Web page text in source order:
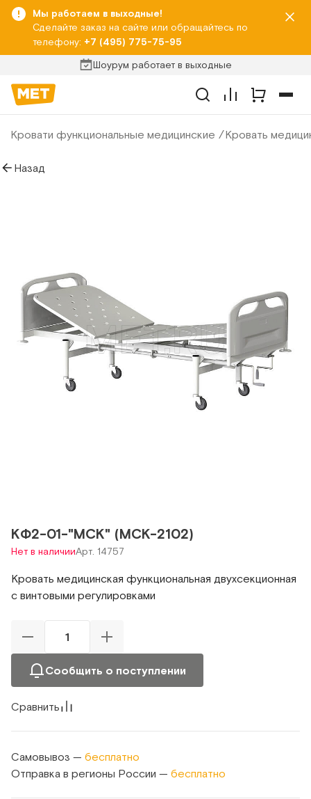
Мы работаем в выходные!
Сделайте заказ на сайте или обращайтесь по
телефону: +7 (495) 775-75-95
Шоурум работает в выходные
Кровати функциональные медицинские Кровать
Назад
КФ2-01-"МСК" (МСК-2102)
Нет в наличииАрт. 14757
Кровать медицинская функциональная двухсекционная
с винтовыми регулировками
Сообщить о поступлении
Сравнить
Самовывоз — бесплатно
Отправка в регионы России — бесплатно